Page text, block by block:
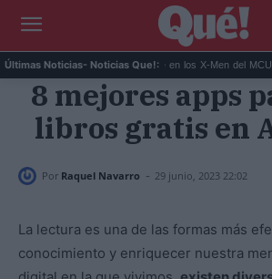
Últimas Noticias- Noticias Que!:
Kit Connor será Cíclope en los X-Men del MCU y
8 mejores apps
libros gratis en
Por Raquel Navarro - 29 junio, 2023 22:02
La lectura es una de las formas más
conocimiento y enriquecer nuestra